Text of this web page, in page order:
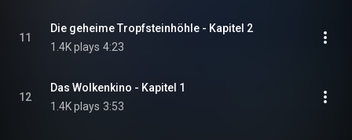
11
Die geheime Tropfsteinhöhle - Kapitel 2
1.4K plays 4:23
12
Das Wolkenkino - Kapitel 1
1.4K plays 3:53